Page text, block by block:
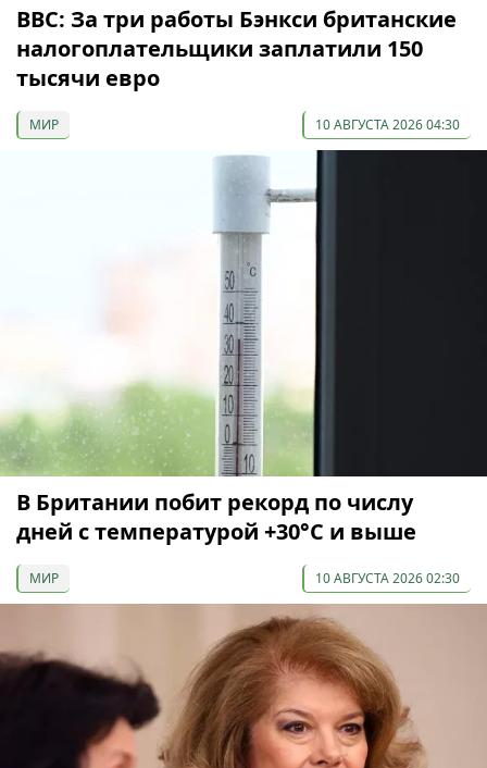
ВВС: За три работы Бэнкси британские
налогоплательщики заплатили 150
тысячи евро
МИР 10 АВГУСТА 2026 04:30
В Британии побит рекорд по числу
дней с температурой +30°C и выше
МИР 10 АВГУСТА 2026 02:30